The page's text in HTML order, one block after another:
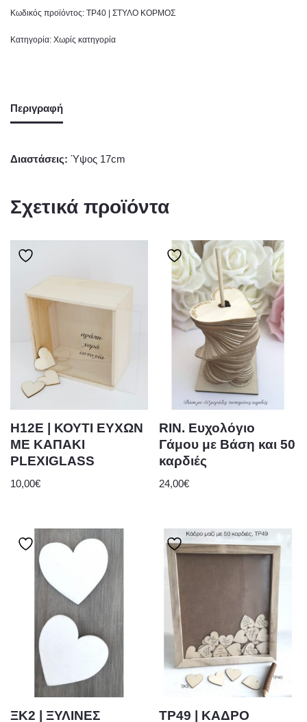
Κωδικός προϊόντος: ΤΡ40 | ΣΤΥΛΟ ΚΟΡΜΟΣ
Κατηγορία: Χωρίς κατηγορία
Περιγραφή
Διαστάσεις: Ύψος 17cm
Σχετικά προϊόντα
Η12Ε | ΚΟΥΤΙ ΕΥΧΩΝ
ΜΕ ΚΑΠΑΚΙ
PLEXIGLASS
10,00€
RIN. Ευχολόγιο
Γάμου με Βάση και 50
καρδιές
24,00€
ΞΚ2 | ΞΥΛΙΝΕΣ ΤΡ49 | ΚΑΔΡΟ